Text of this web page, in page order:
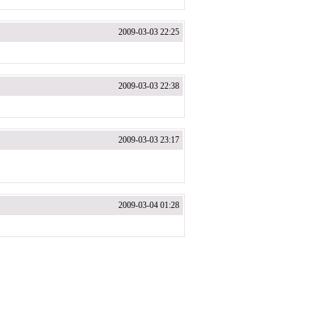
2009-03-03 22:25
2009-03-03 22:38
2009-03-03 23:17
2009-03-04 01:28